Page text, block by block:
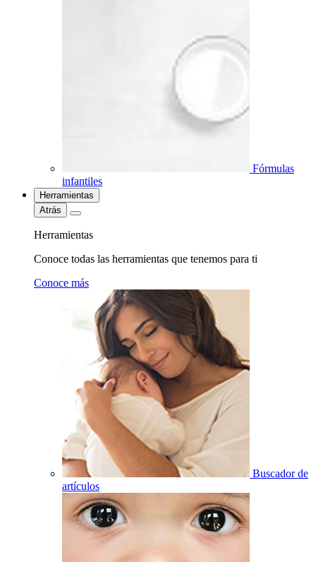
Fórmulas
infantiles
Herramientas
Atrás
Herramientas
Conoce todas las herramientas que tenemos para ti
Conoce más
Buscador de
artículos